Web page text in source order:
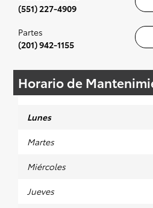
(551) 227-4909
Partes
(201) 942-1155
Horario de
Lunes
Martes
Miércoles
Jueves